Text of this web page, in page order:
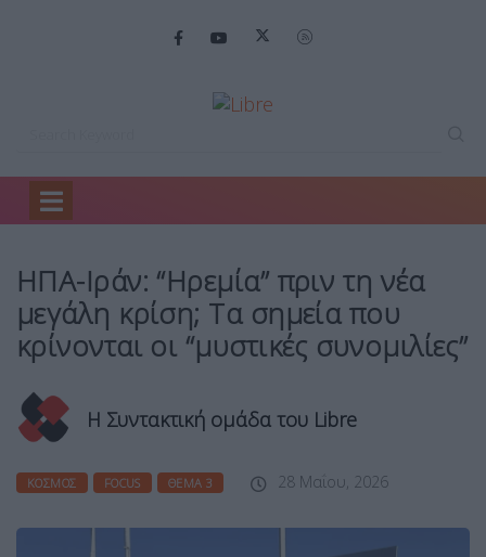
Home
ΗΠΑ-Ιράν: “Ηρεμία” πριν τη νέα
μεγάλη κρίση; Τα σημεία που
κρίνονται οι “μυστικές συνομιλίες”
Η Συντακτική ομάδα του Libre
ΚΌΣΜΟΣ FOCUS ΘΈΜΑ 3 28 Μαΐου, 2026